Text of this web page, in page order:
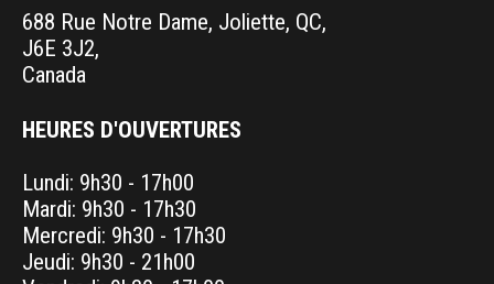
688 Rue Notre Dame, Joliette, QC,
J6E 3J2,
Canada
HEURES D'OUVERTURES
Lundi: 9h30 - 17h00
Mardi: 9h30 - 17h30
Mercredi: 9h30 - 17h30
Jeudi: 9h30 - 21h00